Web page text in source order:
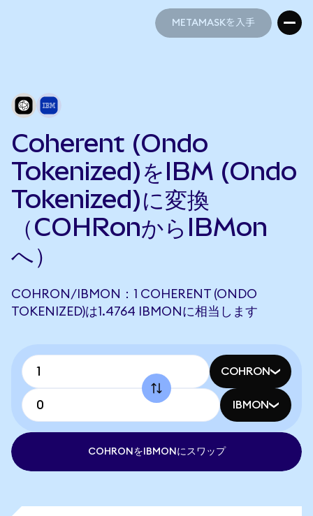
METAMASKを入手
Coherent (Ondo
Tokenized)をIBM (Ondo
Tokenized)に変換
（COHRonからIBMon
へ）
COHRON/IBMON：1 COHERENT (ONDO
TOKENIZED)は1.4764 IBMONに相当します
COHRON
IBMON
COHRONをIBMONにスワップ